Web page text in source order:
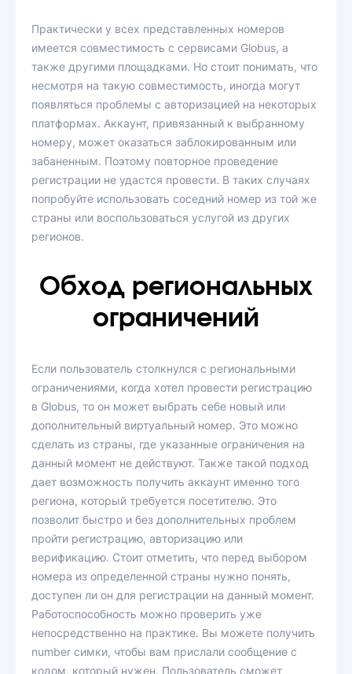
Практически у всех представленных номеров
имеется совместимость с сервисами Globus, а
также другими площадками. Но стоит понимать, что
несмотря на такую совместимость, иногда могут
появляться проблемы с авторизацией на некоторых
платформах. Аккаунт, привязанный к выбранному
номеру, может оказаться заблокированным или
забаненным. Поэтому повторное проведение
регистрации не удастся провести. В таких случаях
попробуйте использовать соседний номер из той же
страны или воспользоваться услугой из других
регионов.
Обход региональных
ограничений
Если пользователь столкнулся с региональными
ограничениями, когда хотел провести регистрацию
в Globus, то он может выбрать себе новый или
дополнительный виртуальный номер. Это можно
сделать из страны, где указанные ограничения на
данный момент не действуют. Также такой подход
дает возможность получить аккаунт именно того
региона, который требуется посетителю. Это
позволит быстро и без дополнительных проблем
пройти регистрацию, авторизацию или
верификацию. Стоит отметить, что перед выбором
номера из определенной страны нужно понять,
доступен ли он для регистрации на данный момент.
Работоспособность можно проверить уже
непосредственно на практике. Вы можете получить
number симки, чтобы вам прислали сообщение с
кодом, который нужен. Пользователь сможет